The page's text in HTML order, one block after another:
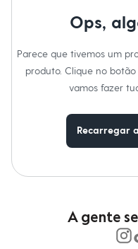
Bermudas
Camisas
Calças
Camisetas e Regatas
Chapéus e Bonés
Cintos
Ops,
Parece que tivemos um
produto. Clique no
vamos fazer
Recarregar
A gente